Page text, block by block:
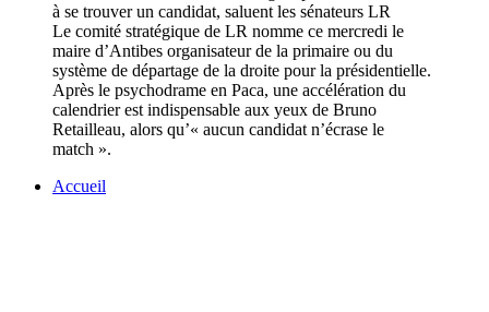
Le comité stratégique de LR nomme ce mercredi le
maire d’Antibes organisateur de la primaire ou du
système de départage de la droite pour la présidentielle.
Après le psychodrame en Paca, une accélération du
calendrier est indispensable aux yeux de Bruno
Retailleau, alors qu’« aucun candidat n’écrase le
match ».
Accueil